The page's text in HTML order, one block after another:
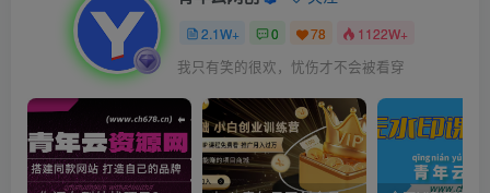
2.1W+ 0 78 1122W+
我只有笑的很欢，忧伤才不会被看穿